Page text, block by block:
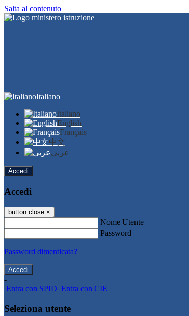
Salta al contenuto
Italiano
Italiano
English
Français
中文
عربى
Accedi
Accedi
button close ×
Nome Utente
Password
Password dimenticata?
-
Entra con SPID Entra con CIE
Seleziona utente